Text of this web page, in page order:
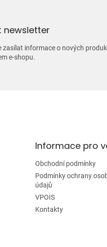
newsletter
zasílat informace o nových
e-shopu.
Informace pro
Obchodní podmínky
Podmínky ochrany
údajů
VPOIS
Kontakty